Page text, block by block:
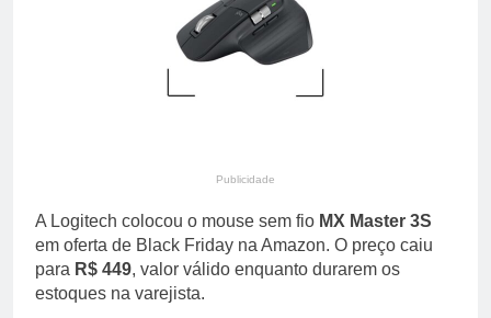
primária em relatório do
Departamento de Estado
3 Dias Ago
Streaming em julho: os
10 filmes mais
Publicidade
A Logitech colocou o mouse sem fio MX Master 3S
em oferta de Black Friday na Amazon. O preço caiu
para R$ 449, valor válido enquanto durarem os
estoques na varejista.